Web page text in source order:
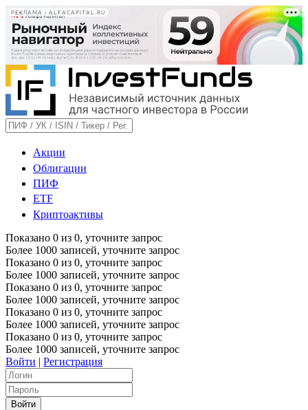
РЕКЛАМА • ALFACAPITAL.RU
Акции
Облигации
ПИФ
ETF
Криптоактивы
Показано 0 из 0, уточните запрос
Более 1000 записей, уточните запрос
Показано 0 из 0, уточните запрос
Более 1000 записей, уточните запрос
Показано 0 из 0, уточните запрос
Более 1000 записей, уточните запрос
Показано 0 из 0, уточните запрос
Более 1000 записей, уточните запрос
Показано 0 из 0, уточните запрос
Более 1000 записей, уточните запрос
Войти | Регистрация